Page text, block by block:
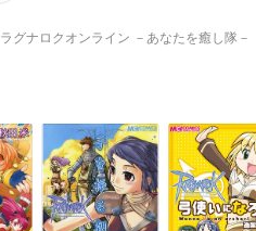
ラグナロクオンライン －あなたを癒し隊－